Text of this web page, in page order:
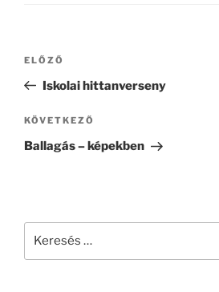
Bejegyzés
Korábbi
bejegyzés
ELŐZŐ
Iskolai hittanverseny
Következő
bejegyzés
KÖVETKEZŐ
Ballagás – képekben